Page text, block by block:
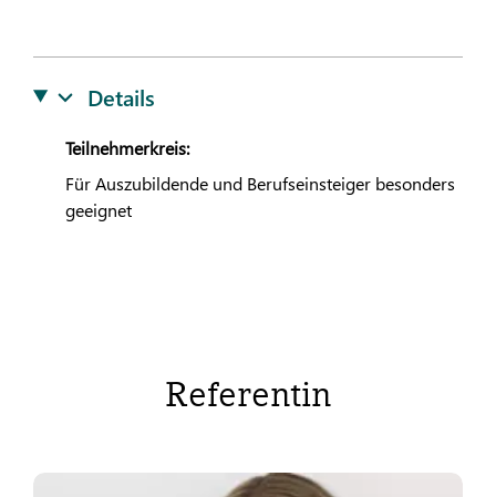
Details
Teilnehmerkreis:
Für Auszubildende und Berufseinsteiger besonders
geeignet
Referentin